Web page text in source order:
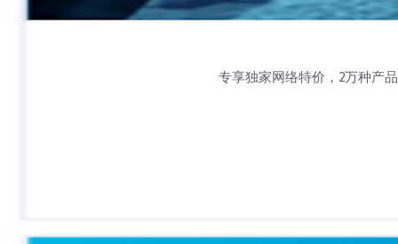
专享独家网络特价，2万种产